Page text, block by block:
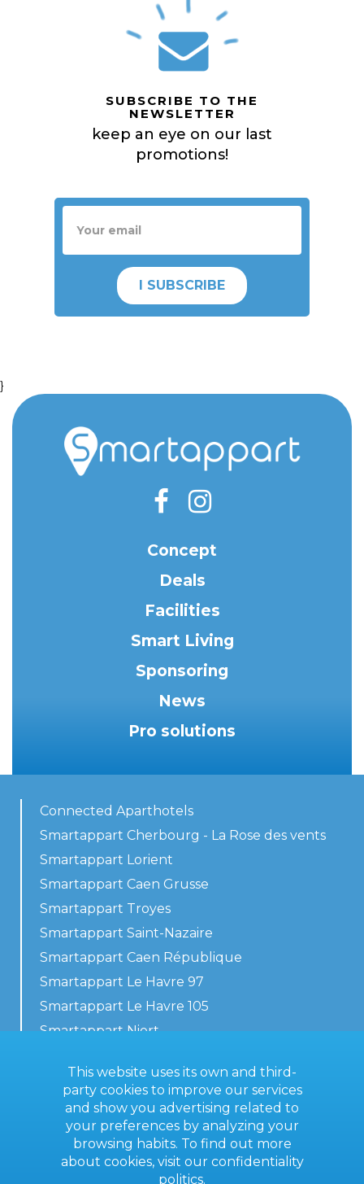
SUBSCRIBE TO THE
NEWSLETTER
keep an eye on our last
promotions!
I SUBSCRIBE
}
Concept
Deals
Facilities
Smart Living
Sponsoring
News
Pro solutions
Connected Aparthotels
Smartappart Cherbourg - La Rose des vents
Smartappart Lorient
Smartappart Caen Grusse
Smartappart Troyes
Smartappart Saint-Nazaire
Smartappart Caen République
Smartappart Le Havre 97
Smartappart Le Havre 105
Smartappart Niort
Contact us
General terms
This website uses its own and third-
party cookies to improve our services
and show you advertising related to
your preferences by analyzing your
browsing habits. To find out more
about cookies, visit our confidentiality
politics.